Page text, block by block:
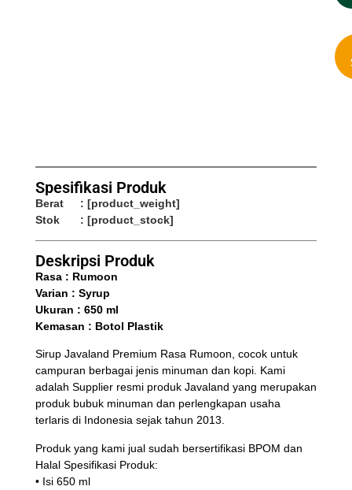
Spesifikasi Produk
Berat
: [product_weight]
Stok
: [product_stock]
Deskripsi Produk
Rasa : Rumoon
Varian : Syrup
Ukuran : 650 ml
Kemasan : Botol Plastik
Sirup Javaland Premium Rasa Rumoon, cocok untuk
campuran berbagai jenis minuman dan kopi. Kami
adalah Supplier resmi produk Javaland yang merupakan
produk bubuk minuman dan perlengkapan usaha
terlaris di Indonesia sejak tahun 2013.
Produk yang kami jual sudah bersertifikasi BPOM dan
Halal Spesifikasi Produk:
• Isi 650 ml